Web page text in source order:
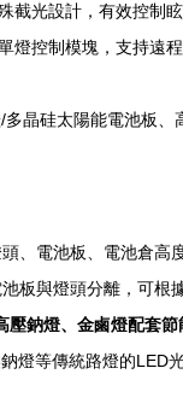
殊截光設計，有效控制
燈控制模塊，支持遠程
晶硅太陽能電池板
、電池板、電池倉高
池板與燈頭分離，可
鈉燈、金鹵燈配套節
燈等傳統路燈的LED光